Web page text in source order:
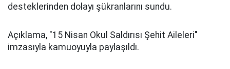
desteklerinden dolayı şükranlarını sundu.
Açıklama, "15 Nisan Okul Saldırısı Şehit Aileleri"
imzasıyla kamuoyuyla paylaşıldı.